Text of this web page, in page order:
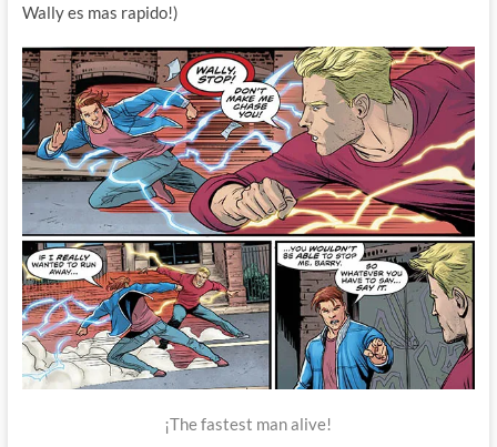
Wally es mas rapido!)
¡The fastest man alive!